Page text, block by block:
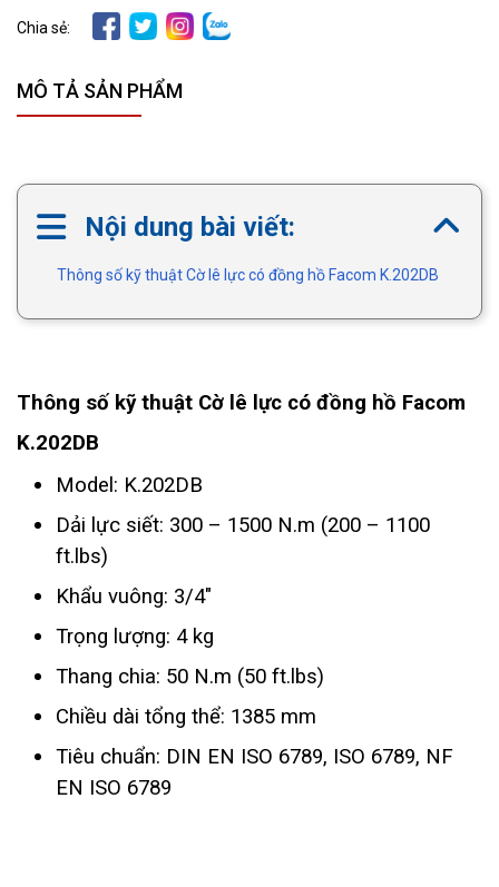
Chia sẻ:
MÔ TẢ SẢN PHẨM
Nội dung bài viết:
Thông số kỹ thuật Cờ lê lực có đồng hồ Facom K.202DB
Thông số kỹ thuật Cờ lê lực có đồng hồ Facom
K.202DB
Model: K.202DB
Dải lực siết: 300 – 1500 N.m (200 – 1100
ft.lbs)
Khẩu vuông: 3/4"
Trọng lượng: 4 kg
Thang chia: 50 N.m (50 ft.lbs)
Chiều dài tổng thể: 1385 mm
Tiêu chuẩn: DIN EN ISO 6789, ISO 6789, NF
EN ISO 6789